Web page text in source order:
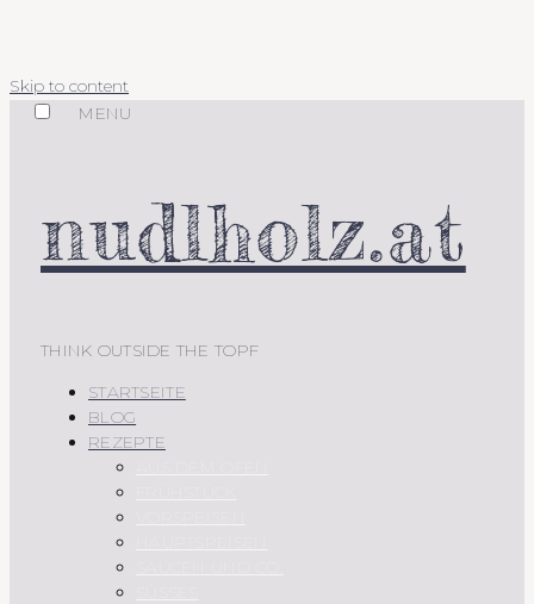
Skip to content
MENU
nudlholz.at
THINK OUTSIDE THE TOPF
STARTSEITE
BLOG
REZEPTE